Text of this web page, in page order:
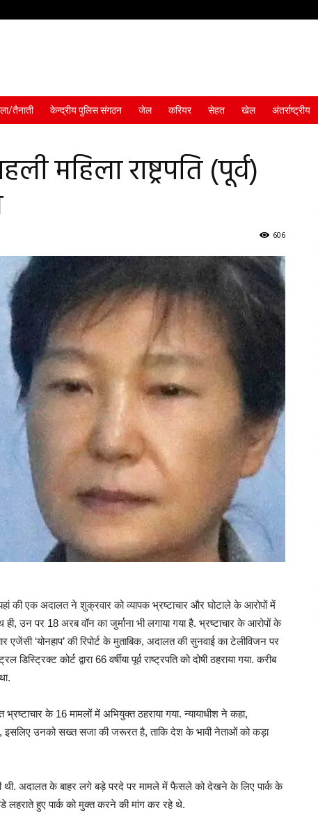
तैनाती केन्द्रीय पुलिस संगठन जेल करियर सेहत खेल अंतर्राष्ट्रीय
महिला राष्ट्रपति (पूर्व)
606
यहां की एक अदालत ने शुक्रवार को व्यापक भ्रष्टाचार और घोटाले के आरोपों में
उन पर 18 अरब वॉन का जुर्माना भी लगाया गया है. भ्रष्टाचार के आरोपों के
एजेंसी ‘योनहाप’ की रिपोर्ट के मुताबिक, अदालत की सुनवाई का टेलीविजन पर
कोर्ट द्वारा 66 वर्षीया पूर्व राष्ट्रपति को दोषी ठहराया गया. करीब
के 16 मामलों में अभियुक्त ठहराया गया. न्यायाधीश ने कहा,
इसलिए उनको सख्त सजा की जरूरत है, ताकि देश के भावी नेताओं को कड़ा
थी. अदालत के बाहर लगे बड़े परदे पर मामले में फैसले को देखने के लिए पार्क के
हुए पार्क को मुक्त करने की मांग कर रहे थे.